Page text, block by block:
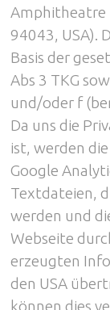
Amphitheatre
94043, USA).
Basis der
Abs 3 TKG
und/oder f
Da uns die
ist, werden
Google
Textdateien,
werden und
Webseite
erzeugten
den USA
können dies